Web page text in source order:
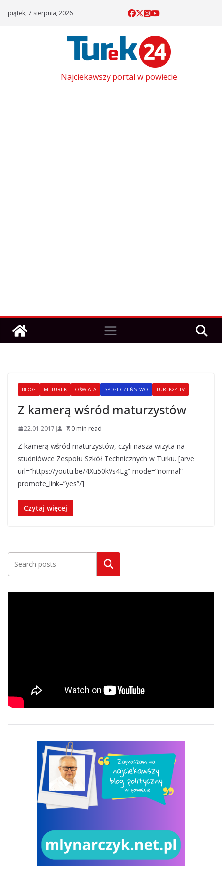
piątek, 7 sierpnia, 2026
Najciekawszy portal w powiecie
BLOG M. TUREK OŚWIATA SPOŁECZEŃSTWO TUREK24.TV
Z kamerą wśród maturzystów
22.01.2017 0 min read
Z kamerą wśród maturzystów, czyli nasza wizyta na
studniówce Zespołu Szkół Technicznych w Turku. [arve
url=”https://youtu.be/4Xu50kVs4Eg” mode=”normal”
promote_link=”yes”/]
Czytaj więcej
Szukaj